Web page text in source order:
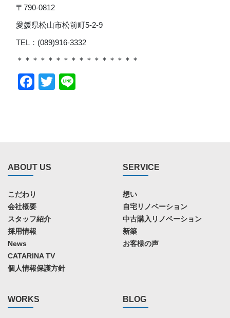
〒790-0812
愛媛県松山市松前町5-2-9
TEL：(089)916-3332
＊＊＊＊＊＊＊＊＊＊＊＊＊＊＊＊
Facebook
Twitter
ABOUT US
こだわり
会社概要
スタッフ紹介
採用情報
News
CATARINA TV
個人情報保護方針
SERVICE
想い
自宅リノベーション
中古購入リノベーション
新築
お客様の声
WORKS BLOG